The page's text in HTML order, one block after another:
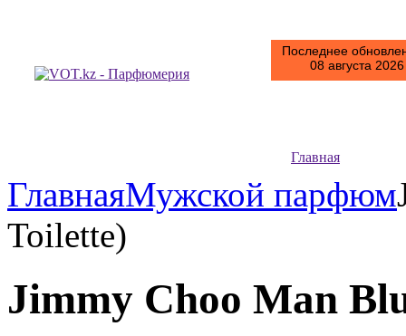
Последнее
08 августа
Главная
ГлавнаяМужской парфюм
Toilette)
Jimmy Choo Man